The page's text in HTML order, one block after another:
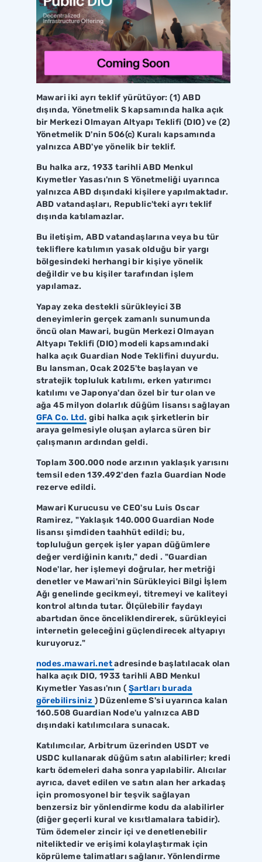
Mawari iki ayrı teklif yürütüyor: (1) ABD
dışında, Yönetmelik S kapsamında halka açık
bir Merkezi Olmayan Altyapı Teklifi (DIO) ve (2)
Yönetmelik D'nin 506(c) Kuralı kapsamında
yalnızca ABD'ye yönelik bir teklif.
Bu halka arz, 1933 tarihli ABD Menkul
Kıymetler Yasası'nın S Yönetmeliği uyarınca
yalnızca ABD dışındaki kişilere yapılmaktadır.
ABD vatandaşları, Republic'teki ayrı teklif
dışında katılamazlar.
Bu iletişim, ABD vatandaşlarına veya bu tür
tekliflere katılımın yasak olduğu bir yargı
bölgesindeki herhangi bir kişiye yönelik
değildir ve bu kişiler tarafından işlem
yapılamaz.
Yapay zeka destekli sürükleyici 3B
deneyimlerin gerçek zamanlı sunumunda
öncü olan Mawari, bugün Merkezi Olmayan
Altyapı Teklifi (DIO) modeli kapsamındaki
halka açık Guardian Node Teklifini duyurdu.
Bu lansman, Ocak 2025'te başlayan ve
stratejik topluluk katılımı, erken yatırımcı
katılımı ve Japonya'dan özel bir tur olan ve
ağa 45 milyon dolarlık düğüm lisansı sağlayan
GFA Co. Ltd. gibi halka açık şirketlerin bir
araya gelmesiyle oluşan aylarca süren bir
çalışmanın ardından geldi.
Toplam 300.000 node arzının yaklaşık yarısını
temsil eden 139.492'den fazla Guardian Node
rezerve edildi.
Mawari Kurucusu ve CEO'su Luis Oscar
Ramirez, "Yaklaşık 140.000 Guardian Node
lisansı şimdiden taahhüt edildi; bu,
topluluğun gerçek işler yapan düğümlere
değer verdiğinin kanıtı," dedi . "Guardian
Node'lar, her işlemeyi doğrular, her metriği
denetler ve Mawari'nin Sürükleyici Bilgi İşlem
Ağı genelinde gecikmeyi, titremeyi ve kaliteyi
kontrol altında tutar. Ölçülebilir faydayı
abartıdan önce önceliklendirerek, sürükleyici
internetin geleceğini güçlendirecek altyapıyı
kuruyoruz."
nodes.mawari.netadresinde başlatılacak olan
halka açık DIO, 1933 tarihli ABD Menkul
Kıymetler Yasası'nın ( Şartları burada
görebilirsiniz ) Düzenleme S'si uyarınca kalan
160.508 Guardian Node'u yalnızca ABD
dışındaki katılımcılara sunacak.
Katılımcılar, Arbitrum üzerinden USDT ve
USDC kullanarak düğüm satın alabilirler; kredi
kartı ödemeleri daha sonra yapılabilir. Alıcılar
ayrıca, davet edilen ve satın alan her arkadaş
için promosyonel bir teşvik sağlayan
benzersiz bir yönlendirme kodu da alabilirler
(diğer geçerli kural ve kısıtlamalara tabidir).
Tüm ödemeler zincir içi ve denetlenebilir
niteliktedir ve erişimi kolaylaştırmak için
köprüleme talimatları sağlanır. Yönlendirme